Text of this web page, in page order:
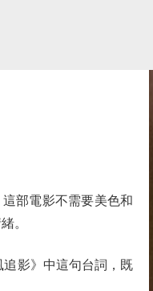
部電影不需要美色和
。
影》中這句台詞，既